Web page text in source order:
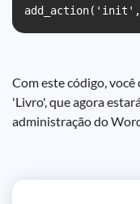
Com este código,
'Livro', que agora
administração do